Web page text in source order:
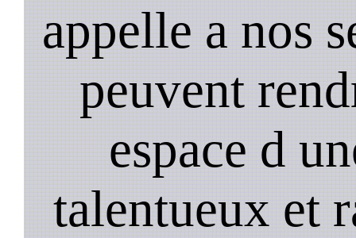
appelle a nos
peuvent
espace d
talentueux et